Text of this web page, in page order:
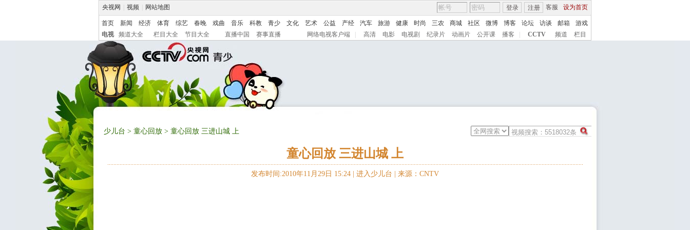
央视网 视频 网站地图 客服 设为首页
登录 注册
首页 新闻 经济 体育 综艺 春晚 戏曲 音乐 科教 青少 文化 艺术 公益 产经 汽车 旅游 健康 时尚 三农 商城 社区 微博 博客 论坛 访谈 邮箱
游戏
电视
频道大全 栏目大全 节目大全 直播中国 赛事直播 网络电视客户端 高清 电影 电视剧 纪录片 动画片 公开课 播客 CCTV 频道 栏目
少儿台 > 童心回放 > 童心回放 三进山城 上
童心回放 三进山城 上
发布时间:2010年11月29日 15:24 | 进入少儿台 来源：CNTV